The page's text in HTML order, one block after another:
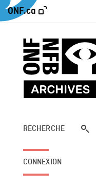
ONF.ca
RECHERCHE
CONNEXION